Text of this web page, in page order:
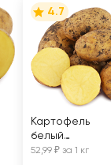
4.7
Картофель
белый
молодой,
52,99 ₽ за 1 кг